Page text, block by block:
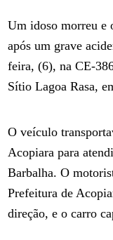
Um idoso morreu e
após um grave
feira, (6), na CE-
Sítio Lagoa Rasa,
O veículo
Acopiara para
Barbalha. O
Prefeitura de
direção, e o carro